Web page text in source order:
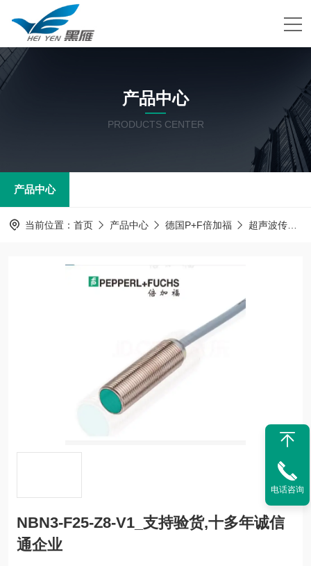
产品中心
PRODUCTS CENTER
产品中心
当前位置： 首页 产品中心 德国P+F倍加福 超声波传感器
NBN3-F25-Z8-V1_支持验货,十多年诚信
通企业
电话咨询